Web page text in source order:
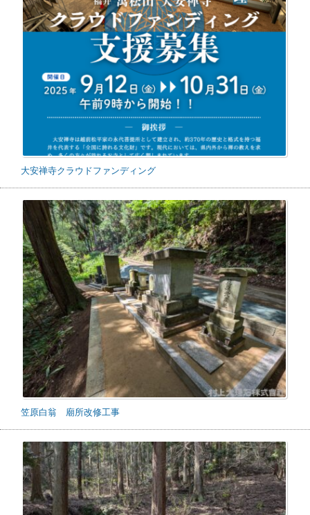
大安禅寺クラウドファンディング
笠原白翁 廟所改修工事